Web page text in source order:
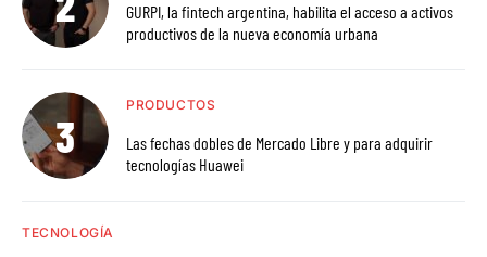
GURPI, la fintech argentina, habilita el acceso a activos
productivos de la nueva economía urbana
PRODUCTOS
Las fechas dobles de Mercado Libre y para adquirir
tecnologías Huawei
TECNOLOGÍA